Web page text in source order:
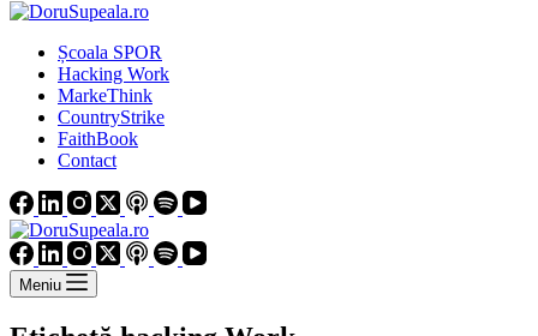
Școala SPOR
Hacking Work
MarkeThink
CountryStrike
FaithBook
Contact
Meniu